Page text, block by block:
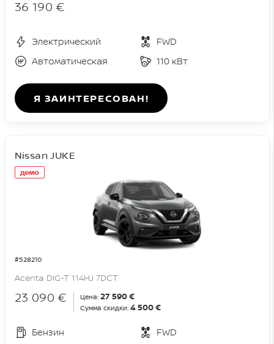
36 190 €
Электрический
FWD
Автоматическая
110 кВт
Я ЗАИНТЕРЕСОВАН!
демо
#528210
Nissan JUKE
Acenta DIG-T 114HJ 7DCT
23 090 € Цена: 27 590 €
Сумма скидки: 4 500 €
Бензин
FWD